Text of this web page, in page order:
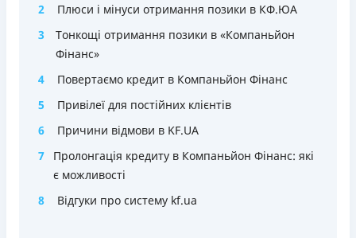
2
Плюси і мінуси отримання позики в КФ.ЮА
3
Тонкощі отримання позики в «Компаньйон
Фінанс»
4
Повертаємо кредит в Компаньйон Фінанс
5
Привілеї для постійних клієнтів
6
Причини відмови в KF.UA
7
Пролонгація кредиту в Компаньйон Фінанс: які
є можливості
8
Відгуки про систему kf.ua